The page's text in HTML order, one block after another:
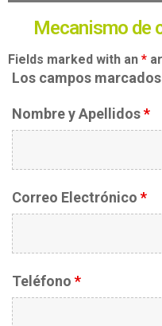
Mecanismo de
Fields marked with an *
Los campos
Nombre y Apellidos*
Correo Electrónico *
Teléfono *